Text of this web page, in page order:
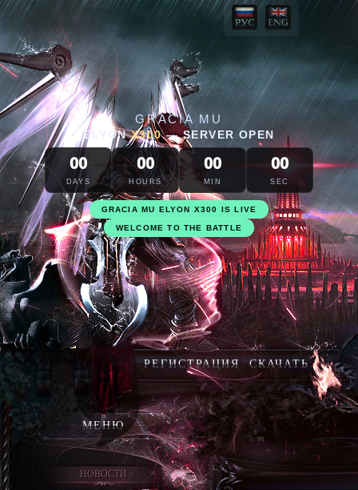
GRACIA MU
ELYONX300—SERVER OPEN
00
DAYS
00
HOURS
00
MIN
00
SEC
GRACIA MU ELYON X300 IS LIVE
OLD SCHOOL BALANCE
РЕГИСТРАЦИЯ СКАЧАТЬ
МЕНЮ
НОВОСТИ